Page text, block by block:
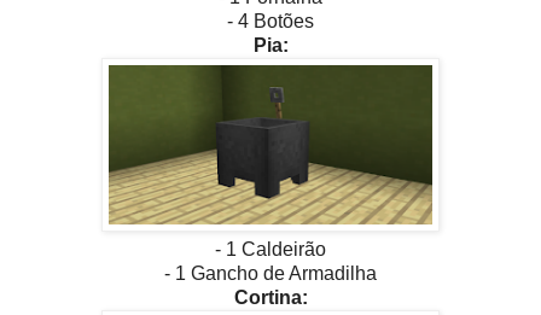
- 4 Botões
Pia:
- 1 Caldeirão
- 1 Gancho de Armadilha
Cortina: